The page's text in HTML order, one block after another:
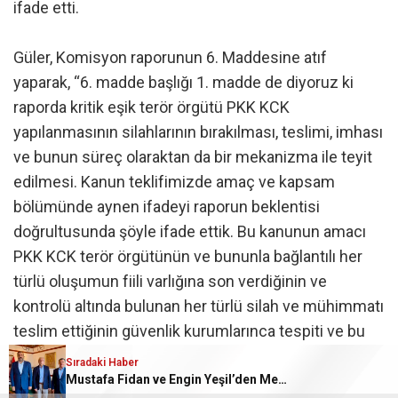
ifade etti.
Güler, Komisyon raporunun 6. Maddesine atıf
yaparak, “6. madde başlığı 1. madde de diyoruz ki
raporda kritik eşik terör örgütü PKK KCK
yapılanmasının silahlarının bırakılması, teslimi, imhası
ve bunun süreç olaraktan da bir mekanizma ile teyit
edilmesi. Kanun teklifimizde amaç ve kapsam
bölümünde aynen ifadeyi raporun beklentisi
doğrultusunda şöyle ifade ettik. Bu kanunun amacı
PKK KCK terör örgütünün ve bununla bağlantılı her
türlü oluşumun fiili varlığına son verdiğinin ve
kontrolü altında bulunan her türlü silah ve mühimmatı
teslim ettiğinin güvenlik kurumlarınca tespiti ve bu
tespitin teyidine dair Milli Güvenlik Kurulu kararının
resmi gazetede yayınlanmasına müteakip yürütülen
Sıradaki Haber
Mustafa Fidan ve Engin Yeşil’den Mehmet Mehdi Eker’e Ziyaret